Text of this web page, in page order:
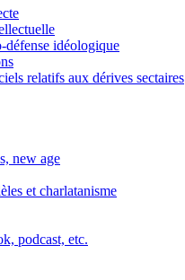
défense idéologique
relatifs aux dérives sectaires
new age
et charlatanisme
podcast, etc.